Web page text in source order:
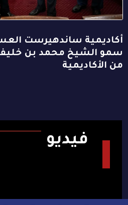
أكاديمية ساندهيرست
سمو الشيخ محمد بن
من الأكاديمية
فيديو